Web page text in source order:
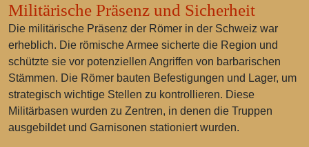
Militärische Präsenz und Sicherheit
Die militärische Präsenz der Römer in der Schweiz war
erheblich. Die römische Armee sicherte die Region und
schützte sie vor potenziellen Angriffen von barbarischen
Stämmen. Die Römer bauten Befestigungen und Lager, um
strategisch wichtige Stellen zu kontrollieren. Diese
Militärbasen wurden zu Zentren, in denen die Truppen
ausgebildet und Garnisonen stationiert wurden.